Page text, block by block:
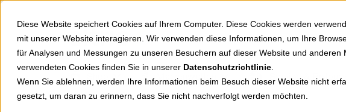
Diese Website speichert Cookies auf Ihrem Computer. Diese Cookies werden
mit unserer Website interagieren. Wir verwenden diese Informationen, um Ihre
für Analysen und Messungen zu unseren Besuchern auf dieser Website und
verwendeten Cookies finden Sie in unserer Datenschutzrichtlinie
Wenn Sie ablehnen, werden Ihre Informationen beim Besuch dieser Website nicht
gesetzt, um daran zu erinnern, dass Sie nicht nachverfolgt werden möchten.
Springe zu Hauptinhalt
Markenwelten Service &